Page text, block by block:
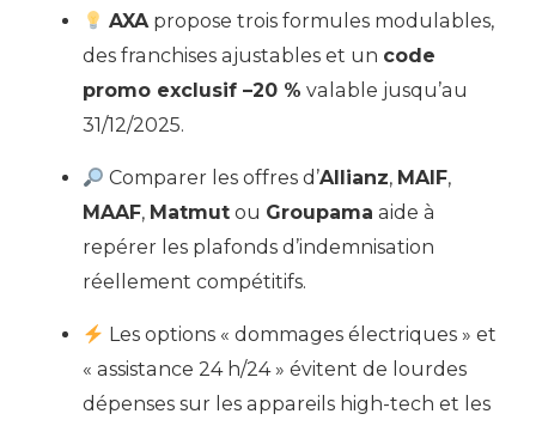
AXApropose trois formules modulables,
des franchises ajustables et un code
promo exclusif –20 % valable jusqu’au
31/12/2025.
Comparer les offres d’Allianz, MAIF,
MAAF, Matmut ou Groupama aide à
repérer les plafonds d’indemnisation
réellement compétitifs.
Les options « dommages électriques » et
« assistance 24 h/24 » évitent de lourdes
dépenses sur les appareils high-tech et les